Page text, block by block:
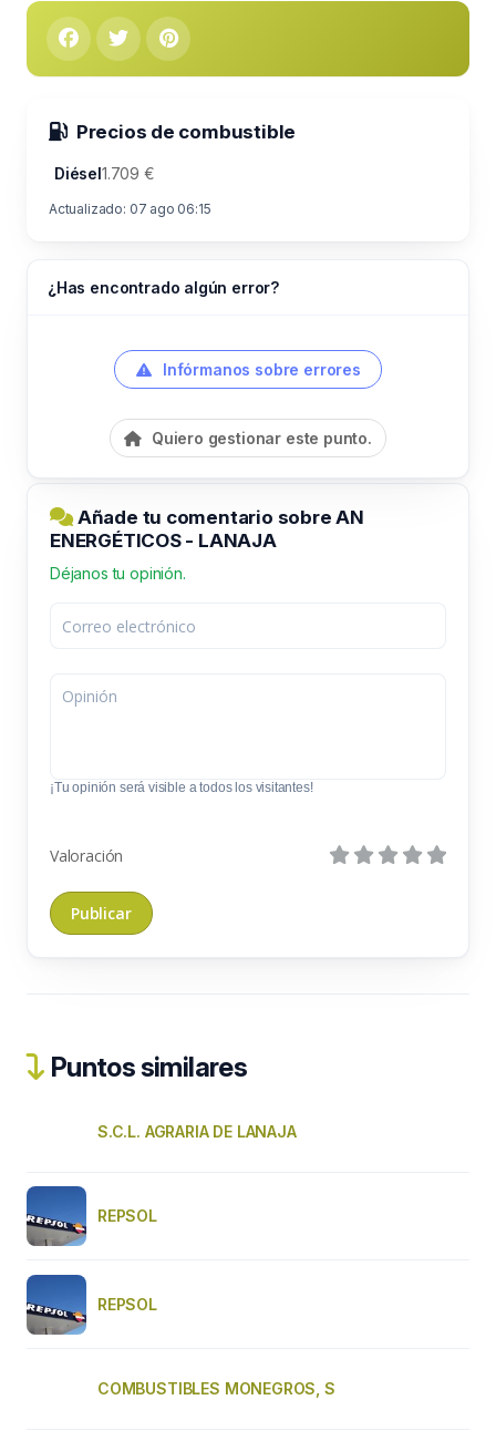
Precios de combustible
Diésel1.709 €
Actualizado: 07 ago 06:15
¿Has encontrado algún error?
Infórmanos sobre errores
Quiero gestionar este punto.
Añade tu comentario sobre AN
ENERGÉTICOS - LANAJA
Déjanos tu opinión.
¡Tu opinión será visible a todos los visitantes!
Valoración
Puntos similares
S.C.L. AGRARIA DE LANAJA
REPSOL
REPSOL
COMBUSTIBLES MONEGROS, S